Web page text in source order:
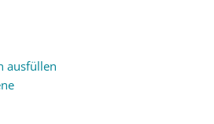
ausfüllen